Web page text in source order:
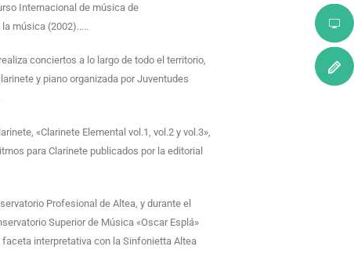
Internacional de música de
la música (2002)…..
conciertos a lo largo de todo el territorio,
y piano organizada por Juventudes
«Clarinete Elemental vol.1, vol.2 y vol.3»,
para Clarinete publicados por la editorial
Profesional de Altea, y durante el
Superior de Música «Oscar Esplá»
interpretativa con la Sinfonietta Altea